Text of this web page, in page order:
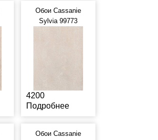
Обои Cassanie
Sylvia 99773
4200
Подробнее
Обои Cassanie